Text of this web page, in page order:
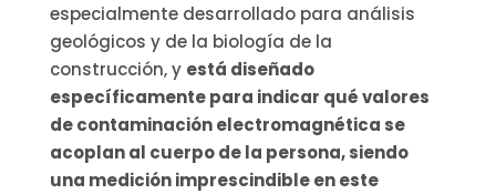
especialmente desarrollado para análisis
geológicos y de la biología de la
construcción, y está diseñado
específicamente para indicar qué valores
de contaminación electromagnética se
acoplan al cuerpo de la persona, siendo
una medición imprescindible en este